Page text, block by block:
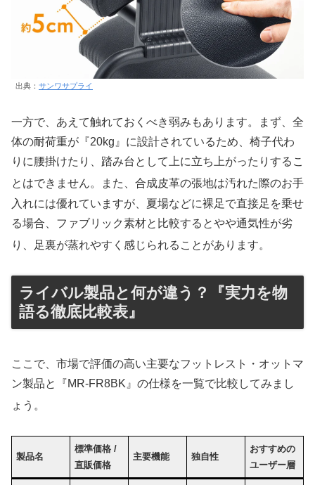
出典： サンワサプライ
一方で、あえて触れておくべき弱みもあります。まず、全
体の耐荷重が『20kg』に設計されているため、椅子代わ
りに腰掛けたり、踏み台として上に立ち上がったりするこ
とはできません。また、合成皮革の張地は汚れた際のお手
入れには優れていますが、夏場などに裸足で直接足を乗せ
る場合、ファブリック素材と比較するとやや通気性が劣
り、足裏が蒸れやすく感じられることがあります。
ライバル製品と何が違う？『実力を物
語る徹底比較表』
ここで、市場で評価の高い主要なフットレスト・オットマ
ン製品と『MR-FR8BK』の仕様を一覧で比較してみまし
ょう 。
製品名
標準価格 /
直販価格
主要機能 独自性
おすすめの
ユーザー層